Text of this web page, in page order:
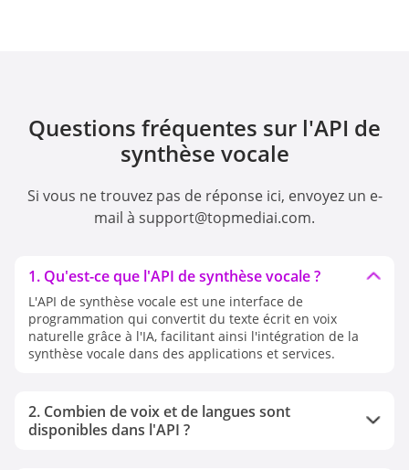
Questions fréquentes sur l'API de
synthèse vocale
Si vous ne trouvez pas de réponse ici, envoyez un e-
mail à support@topmediai.com.
1. Qu'est-ce que l'API de synthèse vocale ?
L'API de synthèse vocale est une interface de
programmation qui convertit du texte écrit en voix
naturelle grâce à l'IA, facilitant ainsi l'intégration de la
synthèse vocale dans des applications et services.
2. Combien de voix et de langues sont
disponibles dans l'API ?